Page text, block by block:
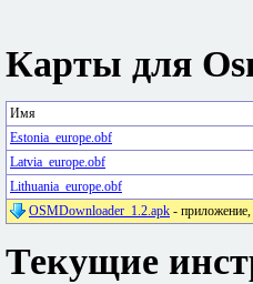
Карты для
Имя
Estonia_europe.obf
Latvia_europe.obf
Lithuania_europe.obf
OSMDownloader_1.2.apk -
Текущие